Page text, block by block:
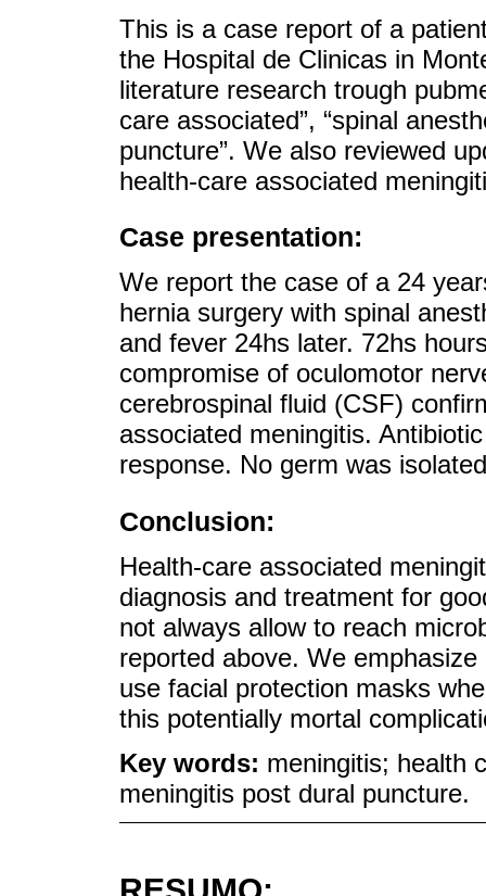
This is a case report of a
the Hospital de Clinicas in
literature research trough
care associated”, “spinal
puncture”. We also reviewed
health-care associated
Case presentation:
We report the case of a 24
hernia surgery with spinal
and fever 24hs later. 72hs
compromise of oculomotor
cerebrospinal fluid (CSF)
associated meningitis.
response. No germ was
Conclusion:
Health-care associated
diagnosis and treatment for
not always allow to reach
reported above. We
use facial protection masks
this potentially mortal
Key words: meningitis; health
meningitis post dural puncture.